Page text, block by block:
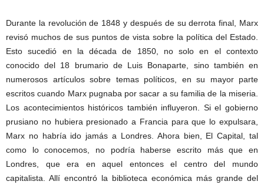
Durante la revolución de 1848 y después de su derrota final, Marx
revisó muchos de sus puntos de vista sobre la política del Estado.
Esto sucedió en la década de 1850, no solo en el contexto
conocido del 18 brumario de Luis Bonaparte, sino también en
numerosos artículos sobre temas políticos, en su mayor parte
escritos cuando Marx pugnaba por sacar a su familia de la miseria.
Los acontecimientos históricos también influyeron. Si el gobierno
prusiano no hubiera presionado a Francia para que lo expulsara,
Marx no habría ido jamás a Londres. Ahora bien, El Capital, tal
como lo conocemos, no podría haberse escrito más que en
Londres, que era en aquel entonces el centro del mundo
capitalista. Allí encontró la biblioteca económica más grande del